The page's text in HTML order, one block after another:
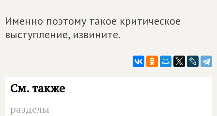
Именно поэтому такое критическое
выступление, извините.
См. также
разделы